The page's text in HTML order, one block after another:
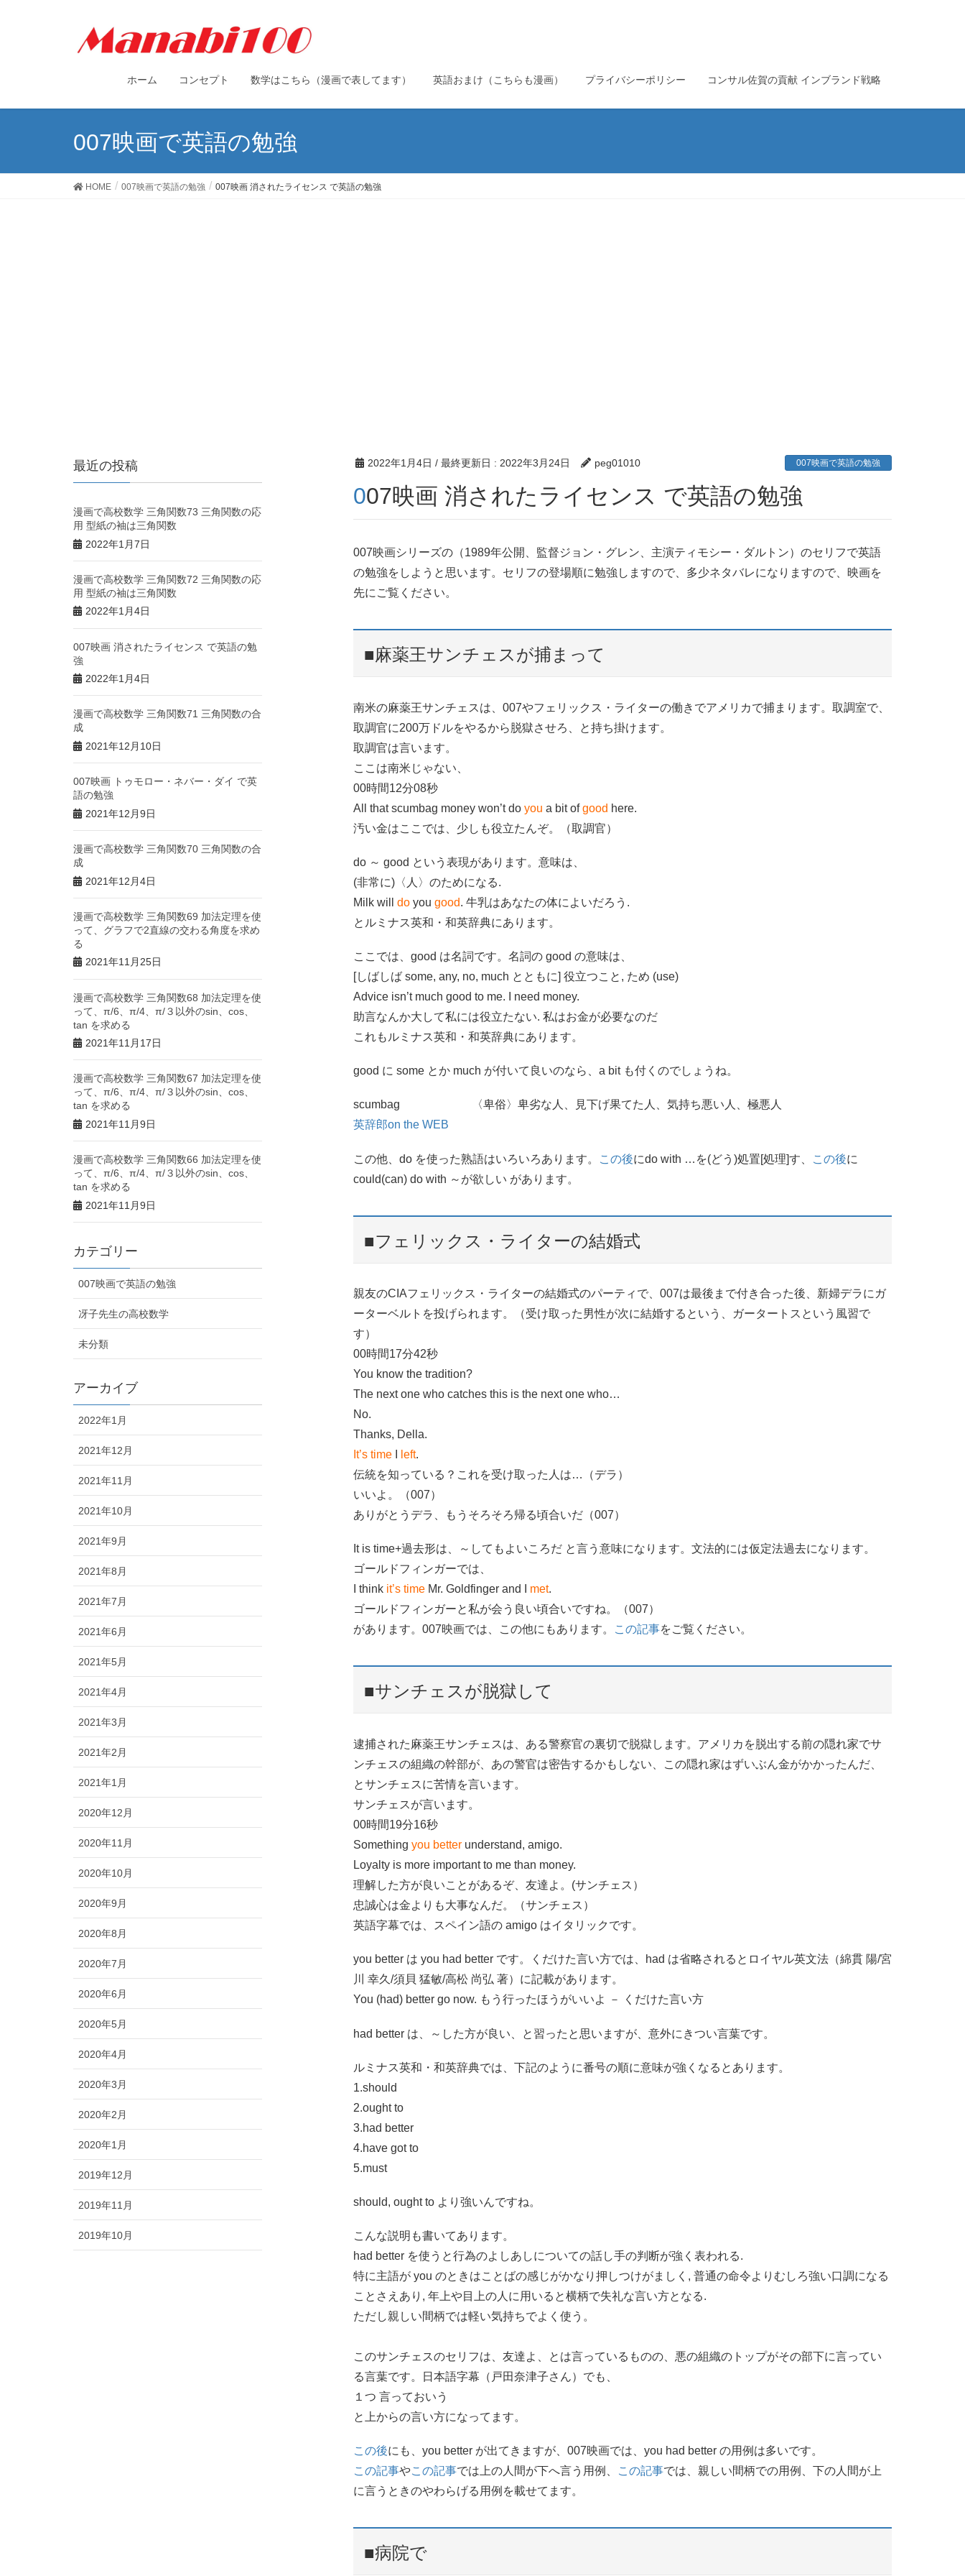
ホーム コンセプト 数学はこちら（漫画で表してます） 英語おまけ（こちらも漫画） プライバシーポリシー コンサル佐賀の貢献 インブランド戦略
007映画で英語の勉強
HOME 007映画で英語の勉強 007映画 消されたライセンス で英語の勉強
2022年1月4日 / 最終更新日 : 2022年3月24日 peg01010 007映画で英語の勉強
007映画 消されたライセンス で英語の勉強
007映画シリーズの（1989年公開、監督ジョン・グレン、主演ティモシー・ダルトン）のセリフで英語
の勉強をしようと思います。セリフの登場順に勉強しますので、多少ネタバレになりますので、映画を
先にご覧ください。
■麻薬王サンチェスが捕まって
南米の麻薬王サンチェスは、007やフェリックス・ライターの働きでアメリカで捕まります。取調室で、
取調官に200万ドルをやるから脱獄させろ、と持ち掛けます。
取調官は言います。
ここは南米じゃない、
00時間12分08秒
All that scumbag money won’t do you a bit ofgood here.
汚い金はここでは、少しも役立たんぞ。（取調官）
do ～ good という表現があります。意味は、
(非常に)〈人〉のためになる.
Milk will do you good. 牛乳はあなたの体によいだろう.
とルミナス英和・和英辞典にあります。
ここでは、good は名詞です。名詞の good の意味は、
[しばしば some, any, no, much とともに] 役立つこと, ため (use)
Advice isn’t much good to me. I need money.
助言なんか大して私には役立たない. 私はお金が必要なのだ
これもルミナス英和・和英辞典にあります。
good に some とか much が付いて良いのなら、a bit も付くのでしょうね。
scumbag 〈卑俗〉卑劣な人、見下げ果てた人、気持ち悪い人、極悪人
英辞郎on the WEB
この他、do を使った熟語はいろいろあります。 この後にdo with …を(どう)処置[処理]す、 この後に
could(can) do with ～が欲しい があります。
■フェリックス・ライターの結婚式
親友のCIAフェリックス・ライターの結婚式のパーティで、007は最後まで付き合った後、新婦デラにガ
ーターベルトを投げられます。（受け取った男性が次に結婚するという、ガータートスという風習で
す）
00時間17分42秒
You know the tradition?
The next one who catches this is the next one who…
No.
Thanks, Della.
It’s time
left.
伝統を知っている？これを受け取った人は…（デラ）
いいよ。（007）
ありがとうデラ、もうそろそろ帰る頃合いだ（007）
It is time+過去形は、～してもよいころだ と言う意味になります。文法的には仮定法過去になります。
ゴールドフィンガーでは、
I think it’s time Mr. Goldfinger and I met.
ゴールドフィンガーと私が会う良い頃合いですね。（007）
があります。007映画では、この他にもあります。
この記事をご覧ください。
■サンチェスが脱獄して
逮捕された麻薬王サンチェスは、ある警察官の裏切で脱獄します。アメリカを脱出する前の隠れ家でサ
ンチェスの組織の幹部が、あの警官は密告するかもしない、この隠れ家はずいぶん金がかかったんだ、
とサンチェスに苦情を言います。
サンチェスが言います。
00時間19分16秒
Something you better understand, amigo.
Loyalty is more important to me than money.
理解した方が良いことがあるぞ、友達よ。(サンチェス）
忠誠心は金よりも大事なんだ。（サンチェス）
英語字幕では、スペイン語の amigo はイタリックです。
you better は you had better です。くだけた言い方では、had は省略されるとロイヤル英文法（綿貫 陽/宮
川 幸久/須貝 猛敏/高松 尚弘 著）に記載があります。
You (had) better go now. もう行ったほうがいいよ － くだけた言い方
had better は、～した方が良い、と習ったと思いますが、意外にきつい言葉です。
ルミナス英和・和英辞典では、下記のように番号の順に意味が強くなるとあります。
1.should
2.ought to
3.had better
4.have got to
5.must
should, ought to より強いんですね。
こんな説明も書いてあります。
had better を使うと行為のよしあしについての話し手の判断が強く表われる.
特に主語が you のときはことばの感じがかなり押しつけがましく, 普通の命令よりむしろ強い口調になる
ことさえあり, 年上や目上の人に用いると横柄で失礼な言い方となる.
ただし親しい間柄では軽い気持ちでよく使う。
このサンチェスのセリフは、友達よ、とは言っているものの、悪の組織のトップがその部下に言ってい
る言葉です。日本語字幕（戸田奈津子さん）でも、
１つ 言っておいう
と上からの言い方になってます。
この後にも、you better が出てきますが、007映画では、you had better の用例は多いです。
この記事やこの記事では上の人間が下へ言う用例、 この記事では、親しい間柄での用例、下の人間が上
に言うときのやわらげる用例を載せてます。
■病院で
最近の投稿
漫画で高校数学 三角関数73 三角関数の応
用 型紙の袖は三角関数
2022年1月7日
漫画で高校数学 三角関数72 三角関数の応
用 型紙の袖は三角関数
2022年1月4日
007映画 消されたライセンス で英語の勉
強
2022年1月4日
漫画で高校数学 三角関数71 三角関数の合
成
2021年12月10日
007映画 トゥモロー・ネバー・ダイ で英
語の勉強
2021年12月9日
漫画で高校数学 三角関数70 三角関数の合
成
2021年12月4日
漫画で高校数学 三角関数69 加法定理を使
って、グラフで2直線の交わる角度を求め
る
2021年11月25日
漫画で高校数学 三角関数68 加法定理を使
って、π/6、π/4、π/３以外のsin、cos、
tan を求める
2021年11月17日
漫画で高校数学 三角関数67 加法定理を使
って、π/6、π/4、π/３以外のsin、cos、
tan を求める
2021年11月9日
漫画で高校数学 三角関数66 加法定理を使
って、π/6、π/4、π/３以外のsin、cos、
tan を求める
2021年11月9日
カテゴリー
007映画で英語の勉強
冴子先生の高校数学
未分類
アーカイブ
2022年1月
2021年12月
2021年11月
2021年10月
2021年9月
2021年8月
2021年7月
2021年6月
2021年5月
2021年4月
2021年3月
2021年2月
2021年1月
2020年12月
2020年11月
2020年10月
2020年9月
2020年8月
2020年7月
2020年6月
2020年5月
2020年4月
2020年3月
2020年2月
2020年1月
2019年12月
2019年11月
2019年10月